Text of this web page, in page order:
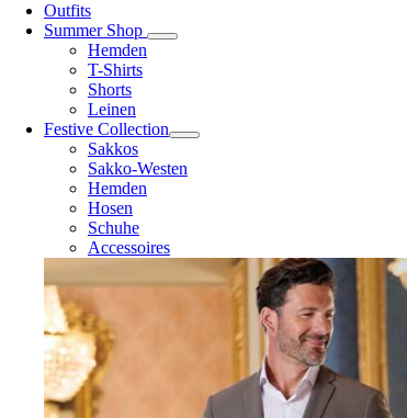
Outfits
Summer Shop
Hemden
T-Shirts
Shorts
Leinen
Festive Collection
Sakkos
Sakko-Westen
Hemden
Hosen
Schuhe
Accessoires